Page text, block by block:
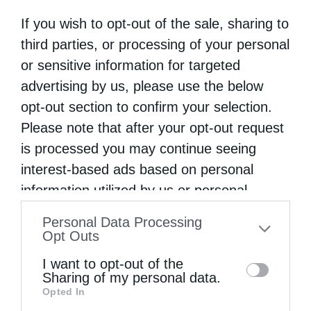
If you wish to opt-out of the sale, sharing to
third parties, or processing of your personal
or sensitive information for targeted
advertising by us, please use the below
opt-out section to confirm your selection.
Please note that after your opt-out request
is processed you may continue seeing
interest-based ads based on personal
information utilized by us or personal
to your opt-out. You may separately opt-out
information by third parties on the IAB’s list
of downstream participants. This
Personal Data Processing
Opt Outs
I want to opt-out of the
Sharing of my personal data.
Opted In
Αυστραλίας Μακάριος: «Ο Χριστός έδειξε τη
λαμπρότητα της...